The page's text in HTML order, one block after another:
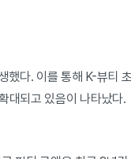
했다. 이를 통해 K-뷰티
대되고 있음이 나타났다.